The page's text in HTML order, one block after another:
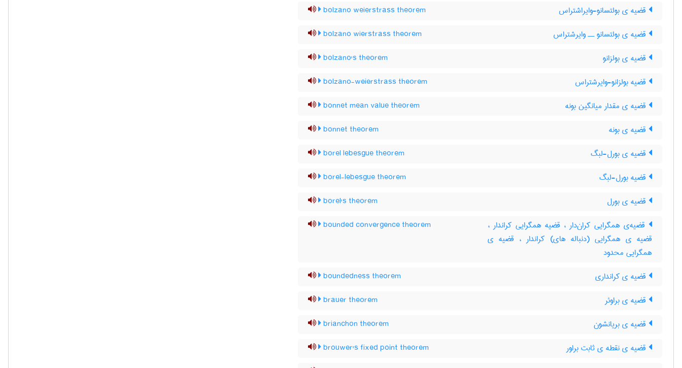
قضیه ی بولتسانو-وایراشتراس bolzano weierstrass theorem
قضیه ی بولتسانو ــ وایرشتراس bolzano wierstrass theorem
قضیه ی بولزانو bolzano's theorem
قضیه بولزانو-وایرشتراس bolzano-weierstrass theorem
قضیه ی مقدار میانگین بونه bonnet mean value theorem
قضیه ی بونه bonnet theorem
قضیه ی بورل-لبگ borel lebesgue theorem
قضیه بورل-لبگ borel-lebesgue theorem
قضیه ی بورل borel's theorem
قضیه‌ی همگرایی کران‌دار ، قضیه همگرایی کراندار ،
قضیه ی همگرایی (دنباله های) کراندار ، قضیه ی
همگرایی محدود
bounded convergence theorem
قضیه ی کرانداری boundedness theorem
قضیه ی براوئر brauer theorem
قضیه ی بریانشون brianchon theorem
قضیه ی نقطه ی ثابت براور brouwer's fixed point theorem